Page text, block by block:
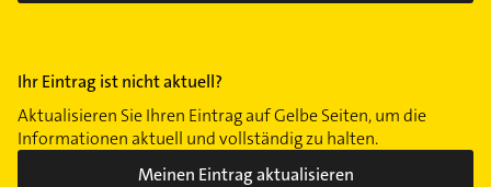
Ihr Eintrag ist nicht aktuell?
Aktualisieren Sie Ihren Eintrag auf Gelbe Seiten, um die
Informationen aktuell und vollständig zu halten.
Meinen Eintrag aktualisieren